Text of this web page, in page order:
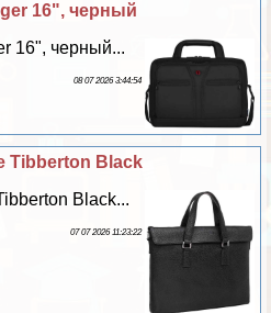
16", черный
16", черный...
08 07 2026 3:44:54
Tibberton Black
Black...
07 07 2026 11:23:22